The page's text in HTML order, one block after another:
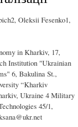
Oleksii Fesenko1,
in Kharkiv, 17,
Institution "Ukrainian
6, Bakulina St.,
“Kharkiv
Ukraine 4 Military
45/1,